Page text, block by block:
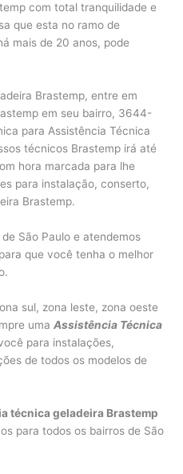
com total tranquilidade e
que esta no ramo de
mais de 20 anos, pode
Brastemp, entre em
em seu bairro, 3644-
para Assistência Técnica
técnicos Brastemp irá até
hora marcada para lhe
para instalação, conserto,
Brastemp.
São Paulo e atendemos
que você tenha o melhor
sul, zona leste, zona oeste
umaAssistência Técnica
para instalações,
de todos os modelos de
técnica geladeira Brastemp
para todos os bairros de São